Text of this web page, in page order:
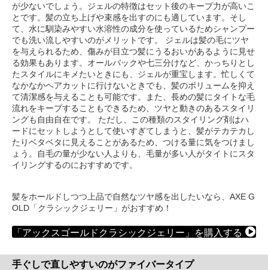
が少ないでしょう。ジェルの特徴はセット後のキープ力が高いこ
とです。髪の立ち上げや束感を出すのにも適しています。そし
て、水に馴染みやすい水溶性の成分を使っているためシャンプー
でも洗い流しやすいのがメリットです。 ジェルは髪の毛にツヤ
を与えられるため、傷みが目立つ髪にうるおいがあるように見せ
る効果もあります。オールバックや七三分けなど、かっちりとし
たスタイルにキメたいときにも、ジェルが重宝します。忙しくて
なかなかヘアカットに行けないときでも、髪のボリュームを抑え
て清潔感を与えることも可能です。また、長めの髪にタイトな毛
流れをキープすることもできるため、ツヤと動きのあるスタイリ
ングも自由自在です。 ただし、この種類のスタイリング剤はハ
ードにセットしようとして使いすぎてしまうと、髪がテカテカし
たりベタベタに見えることがあるため、つける量に気をつけまし
ょう。自毛の量が少ない人よりも、毛量が多い人がタイトにスタ
イリングするのにおすすめです。
髪をホールドしつつ上品で自然なツヤ感を出したいなら、AXE G
OLD「クラシックジェリー」がおすすめ！
「アックスゴールドクラシックジェリー」を購入する
手ぐしで直しやすいのがファイバータイプ